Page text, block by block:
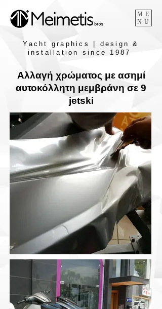
ME
NU
Yacht graphics | design &
installation since 1987
Αλλαγή χρώματος με ασημί
αυτοκόλλητη μεμβράνη σε 9
jetski